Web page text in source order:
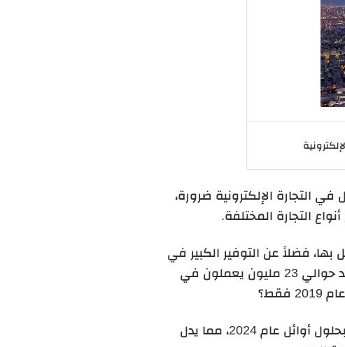
التجارة الإلكترونية ضرورة،
التجارة المختلفة.
فضلاً عن التوفير الكبير في
التكلفة مقارنة بفتح متجر بالطريقة التقليدية، فهل تعلم أنه يوجد حوالي 23 مليون يعملون في
ومن المتوقع أن يصل هذا العدد من المستخدمين إلى 33 مليوناً بحلول أوائل عام 2024، مما يدل